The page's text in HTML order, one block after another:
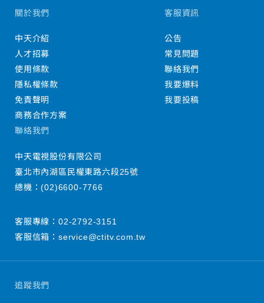
追蹤我們
關於我們
中天介紹
人才招募
使用條款
隱私權條款
免責聲明
商務合作方案
客服資訊
公告
常見問題
聯絡我們
我要爆料
我要投稿
聯絡我們
中天電視股份有限公司
臺北市內湖區民權東路六段25號
總機：(02)6600-7766
客服專線： 02-2792-3151
客服信箱： service@ctitv.com.tw